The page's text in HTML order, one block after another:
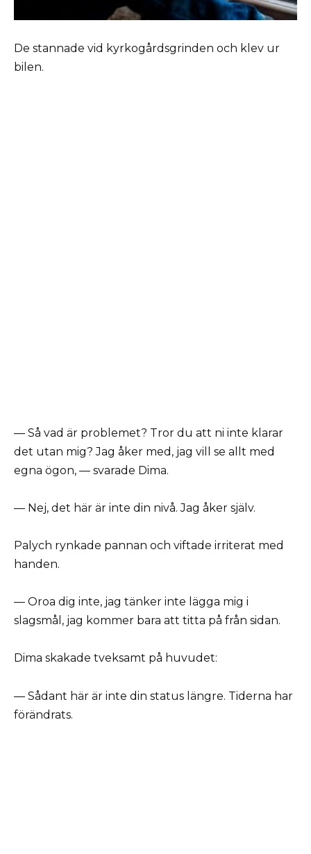
De stannade vid kyrkogårdsgrinden och klev ur
bilen.
— Så vad är problemet? Tror du att ni inte klarar
det utan mig? Jag åker med, jag vill se allt med
egna ögon, — svarade Dima.
— Nej, det här är inte din nivå. Jag åker själv.
Palych rynkade pannan och viftade irriterat med
handen.
— Oroa dig inte, jag tänker inte lägga mig i
slagsmål, jag kommer bara att titta på från sidan.
Dima skakade tveksamt på huvudet:
— Sådant här är inte din status längre. Tiderna har
förändrats.